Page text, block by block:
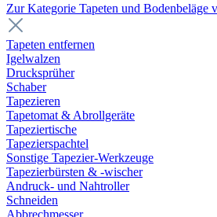
Zur Kategorie Tapeten und Bodenbeläge
Tapeten entfernen
Igelwalzen
Drucksprüher
Schaber
Tapezieren
Tapetomat & Abrollgeräte
Tapeziertische
Tapezierspachtel
Sonstige Tapezier-Werkzeuge
Tapezierbürsten & -wischer
Andruck- und Nahtroller
Schneiden
Abbrechmesser